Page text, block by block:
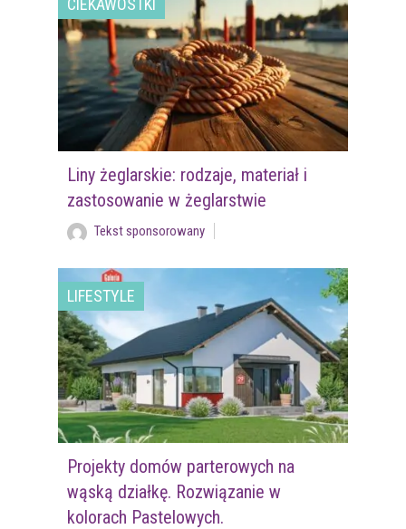
CIEKAWOSTKI
Liny żeglarskie: rodzaje, materiał i
zastosowanie w żeglarstwie
Tekst sponsorowany
LIFESTYLE
Projekty domów parterowych na
wąską działkę. Rozwiązanie w
kolorach Pastelowych.